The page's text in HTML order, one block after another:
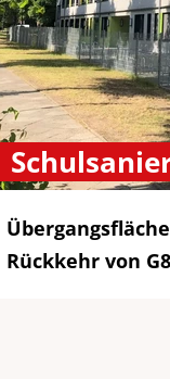
Rückkehr von